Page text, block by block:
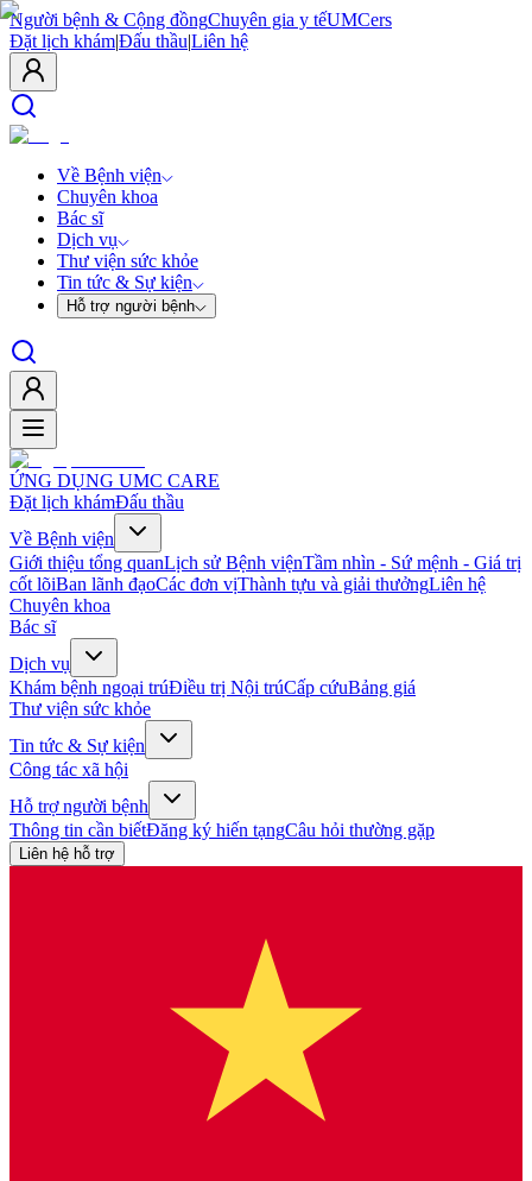
Người bệnh & Cộng đồngChuyên gia y tếUMCers
Đặt lịch khám|Đấu thầu|Liên hệ
Về Bệnh viện
Chuyên khoa
Bác sĩ
Dịch vụ
Thư viện sức khỏe
Tin tức & Sự kiện
Hỗ trợ người bệnh
ỨNG DỤNG UMC CARE
Đặt lịch khámĐấu thầu
Về Bệnh viện
Giới thiệu tổng quanLịch sử Bệnh việnTầm nhìn - Sứ mệnh - Giá trị
cốt lõiBan lãnh đạoCác đơn vịThành tựu và giải thưởngLiên hệ
Chuyên khoa
Bác sĩ
Dịch vụ
Khám bệnh ngoại trúĐiều trị Nội trúCấp cứuBảng giá
Thư viện sức khỏe
Tin tức & Sự kiện
Công tác xã hội
Hỗ trợ người bệnh
Thông tin cần biếtĐăng ký hiến tạngCâu hỏi thường gặp
Liên hệ hỗ trợ